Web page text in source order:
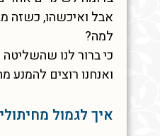
אבל ואיכשהו, כשזה
למה?
כי ברור לנו
ואנחנו רוצים להמנע
איך לגמול